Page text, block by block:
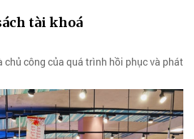
tài khoá
chủ công của quá trình hồi phục và phát